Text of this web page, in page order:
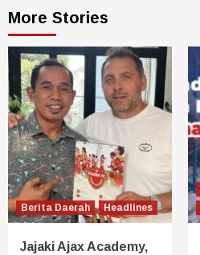
More Stories
Berita Daerah Headlines
Jajaki Ajax Academy,